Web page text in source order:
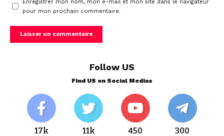
Enregistrer mon nom, mon e-mail et mon site dans le navigateur
pour mon prochain commentaire.
Follow US
Find US on Social Medias
17k 11k 450 300